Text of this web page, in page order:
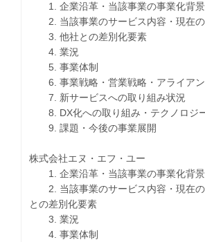
1. 企業沿革・当該事業の事業化背景
2. 当該事業のサービス内容・現在の
3. 他社との差別化要素
4. 業況
5. 事業体制
6. 事業戦略・営業戦略・アライアン
7. 新サービスへの取り組み状況
8. DX化への取り組み・テクノロジ
9. 課題・今後の事業展開
株式会社エヌ・エフ・ユー
1. 企業沿革・当該事業の事業化背景
2. 当該事業のサービス内容・現在の
との差別化要素
3. 業況
4. 事業体制